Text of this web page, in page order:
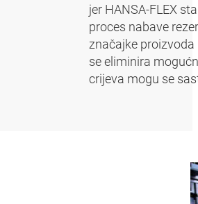
jer HANSA‑FLEX
proces nabave
značajke
se eliminira
crijeva mogu se